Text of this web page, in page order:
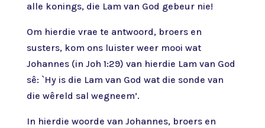
alle konings, die Lam van God gebeur nie!
Om hierdie vrae te antwoord, broers en
susters, kom ons luister weer mooi wat
Johannes (in Joh 1:29) van hierdie Lam van God
sê: `Hy is die Lam van God wat die sonde van
die wêreld sal wegneem’.
In hierdie woorde van Johannes, broers en